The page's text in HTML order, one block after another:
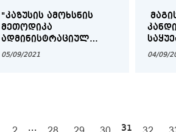
"ᲙᲐᲖᲣᲡᲘᲡ ᲐᲛᲝᲮᲡᲜᲘᲡ
ᲛᲔᲗᲝᲓᲘᲙᲐ
ᲐᲓᲛᲘᲜᲘᲡᲢᲠᲐᲪᲘᲣᲚ
ᲡᲐᲛᲐᲠᲗᲐᲚᲨᲘ" -
05/09/2021 04/09/
... 31